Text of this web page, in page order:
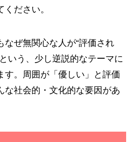
ださい。
なぜ無関心な人が“評価され
いう、少し逆説的なテーマに
す。周囲が「優しい」と評価
な社会的・文化的な要因があ